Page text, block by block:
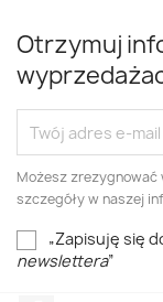
Otrzymuj
Możesz zrezygnować
szczegóły w naszej
„Zapisuję się
newslettera”